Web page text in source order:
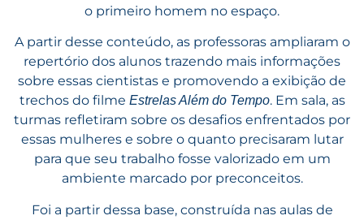
o primeiro homem no espaço.
A partir desse conteúdo, as professoras ampliaram o
repertório dos alunos trazendo mais informações
sobre essas cientistas e promovendo a exibição de
trechos do filme Estrelas Além do Tempo. Em sala, as
turmas refletiram sobre os desafios enfrentados por
essas mulheres e sobre o quanto precisaram lutar
para que seu trabalho fosse valorizado em um
ambiente marcado por preconceitos.
Foi a partir dessa base, construída nas aulas de